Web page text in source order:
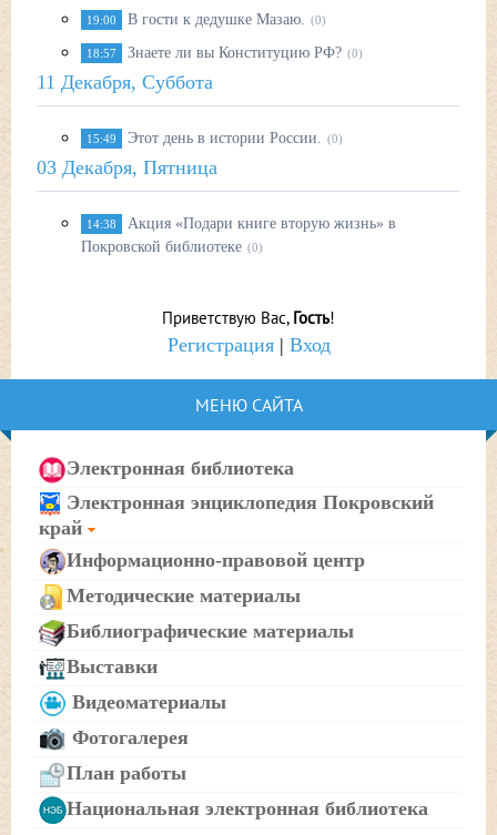
19:00 В гости к дедушке Мазаю. (0)
18:57 Знаете ли вы Конституцию РФ? (0)
11 Декабря, Суббота
15:49 Этот день в истории России. (0)
03 Декабря, Пятница
14:38
Акция «Подари книге вторую жизнь» в
Покровской библиотеке (0)
Приветствую Вас, Гость!
Регистрация| Вход
МЕНЮ САЙТА
Электронная библиотека
Электронная энциклопедия Покровский
край
Информационно-правовой центр
Методические материалы
Библиографические материалы
Выставки
Видеоматериалы
Фотогалерея
План работы
Национальная электронная библиотека